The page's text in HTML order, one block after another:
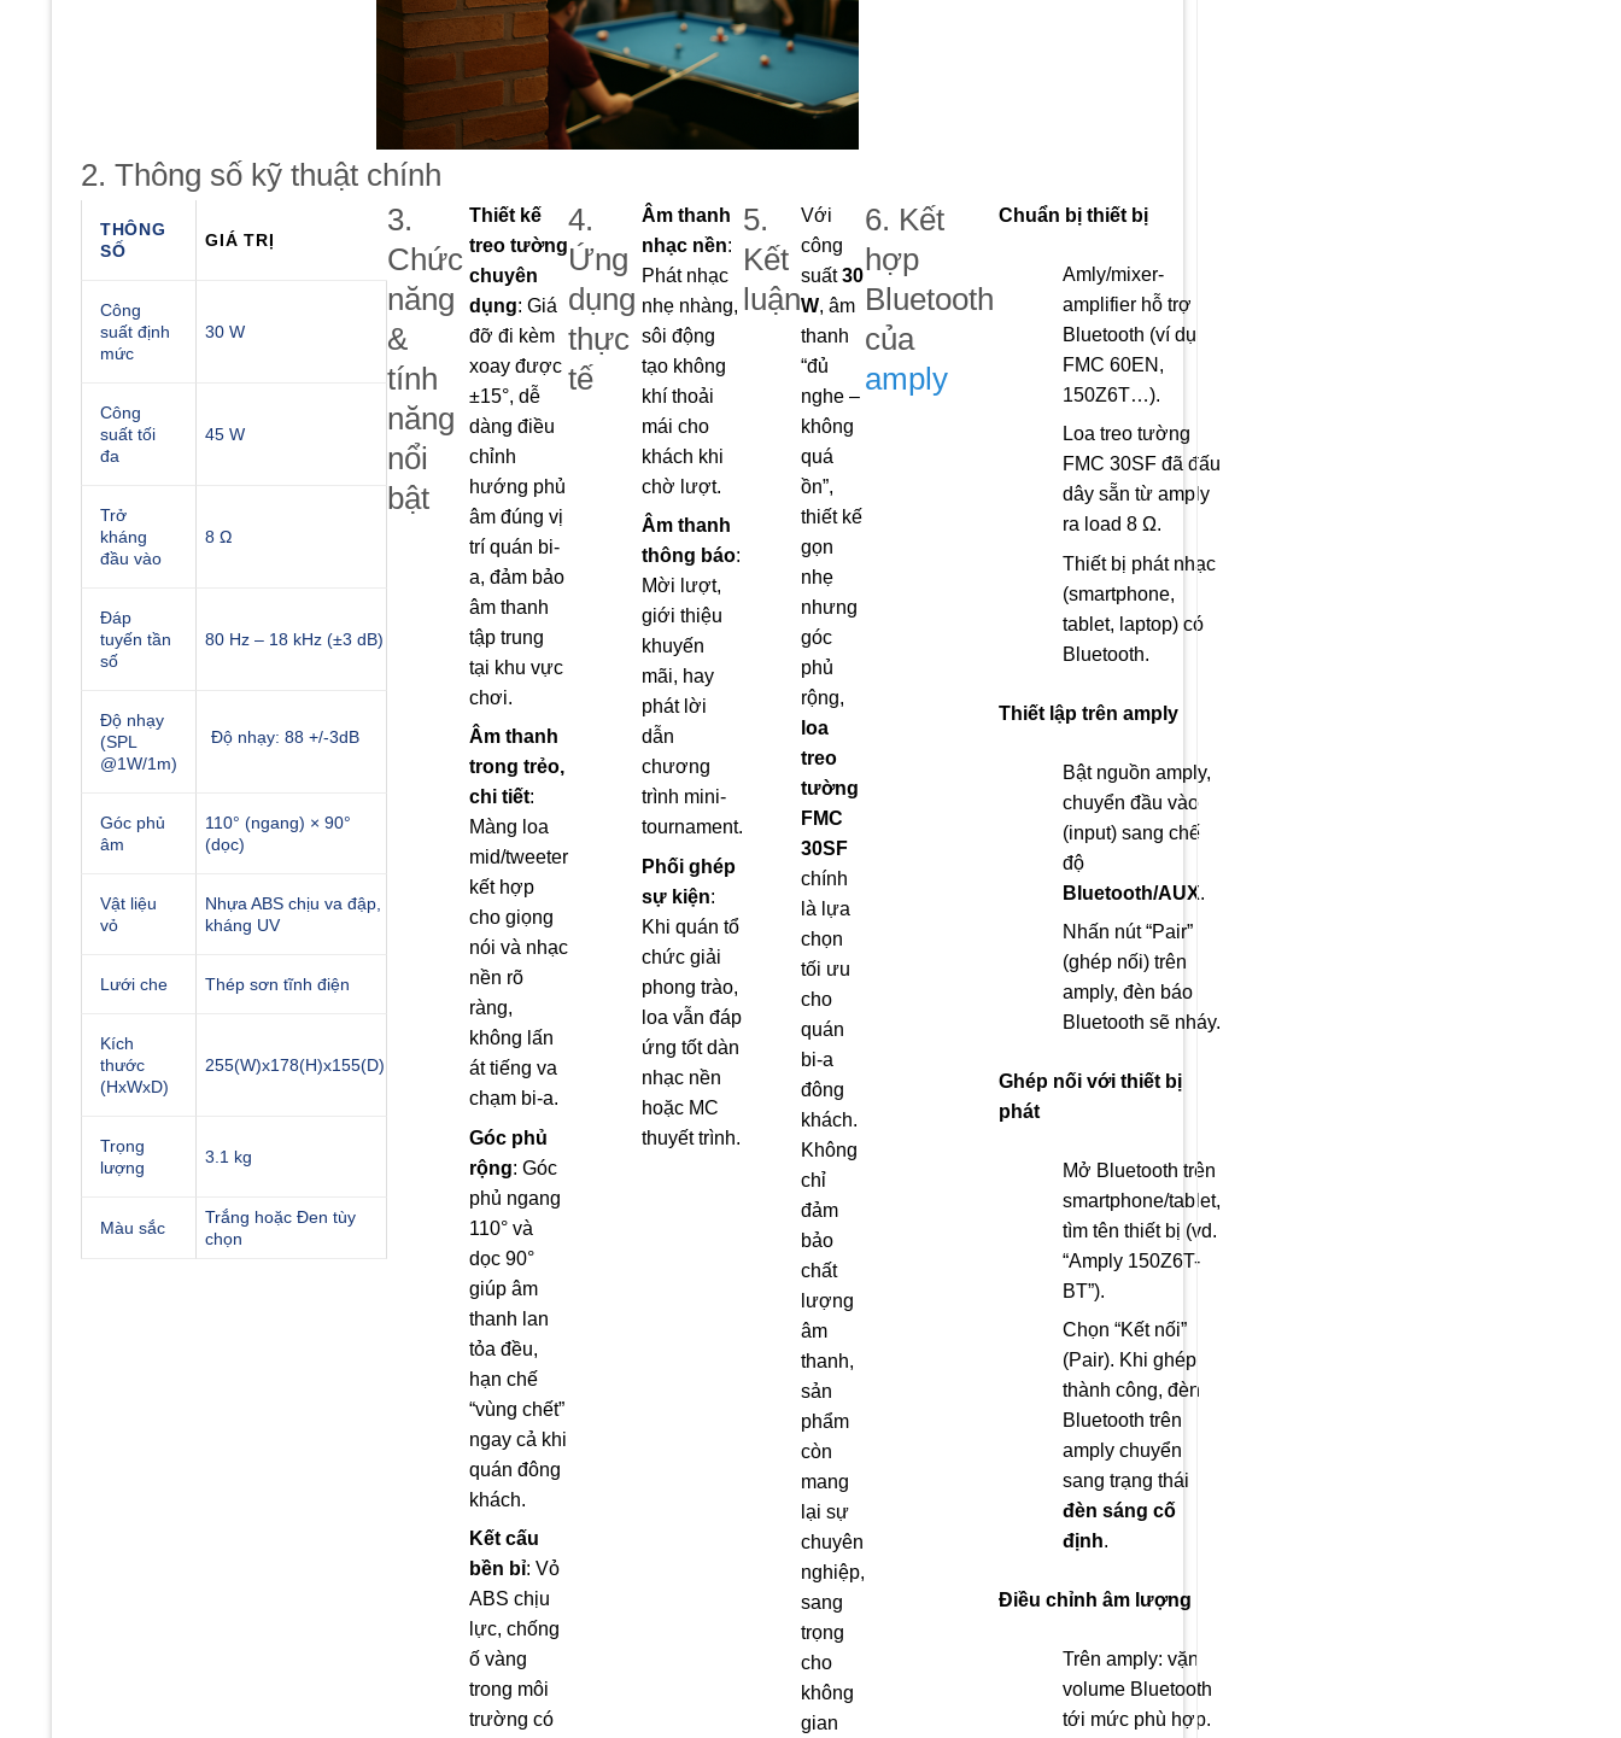
2. Thông số kỹ thuật chính
THÔNG
SỐ
GIÁ TRỊ
Công
suất định
mức
30 W
Công
suất tối
đa
45 W
Trở
kháng
đầu vào
8 Ω
Đáp
tuyến tần
số
80 Hz – 18 kHz (±3 dB)
Độ nhạy
(SPL
@1W/1m)
Độ nhạy: 88 +/-3dB
Góc phủ
âm
110° (ngang) × 90°
(dọc)
Vật liệu
vỏ
Nhựa ABS chịu va đập,
kháng UV
Lưới che Thép sơn tĩnh điện
Kích
thước
(HxWxD)
255(W)x178(H)x155(D)
Trọng
lượng
3.1 kg
Màu sắc
Trắng hoặc Đen tùy
chọn
3.
Chức
năng
&
tính
năng
nổi
bật
Thiết kế
treo tường
chuyên
dụng: Giá
đỡ đi kèm
xoay được
±15°, dễ
dàng điều
chỉnh
hướng phủ
âm đúng vị
trí quán bi-
a, đảm bảo
âm thanh
tập trung
tại khu vực
chơi.
Âm thanh
trong trẻo,
chi tiết:
Màng loa
mid/tweeter
kết hợp
cho giọng
nói và nhạc
nền rõ
ràng,
không lấn
át tiếng va
chạm bi-a.
Góc phủ
rộng: Góc
phủ ngang
110° và
dọc 90°
giúp âm
thanh lan
tỏa đều,
hạn chế
“vùng chết”
ngay cả khi
quán đông
khách.
Kết cấu
bền bỉ: Vỏ
ABS chịu
lực, chống
ố vàng
trong môi
trường có
4.
Ứng
dụng
thực
tế
Âm thanh
nhạc nền:
Phát nhạc
nhẹ nhàng,
sôi động
tạo không
khí thoải
mái cho
khách khi
chờ lượt.
Âm thanh
thông báo:
Mời lượt,
giới thiệu
khuyến
mãi, hay
phát lời
dẫn
chương
trình mini-
tournament.
Phối ghép
sự kiện:
Khi quán tổ
chức giải
phong trào,
loa vẫn đáp
ứng tốt dàn
nhạc nền
hoặc MC
thuyết trình.
5.
Kết
luận
Với
công
suất30
W, âm
thanh
“đủ
nghe –
không
quá
ồn”,
thiết kế
gọn
nhẹ
nhưng
góc
phủ
rộng,
loa
treo
tường
FMC
30SF
chính
là lựa
chọn
tối ưu
cho
quán
bi-a
đông
khách.
Không
chỉ
đảm
bảo
chất
lượng
âm
thanh,
sản
phẩm
còn
mang
lại sự
chuyên
nghiệp,
sang
trọng
cho
không
gian
6. Kết
hợp
Bluetooth
của
amply
Chuẩn bị thiết bị
Amly/mixer-
amplifier hỗ trợ
Bluetooth (ví dụ
FMC 60EN,
150Z6T…).
Loa treo tường
FMC 30SF đã đấu
dây sẵn từ amply
ra load 8 Ω.
Thiết bị phát nhạc
(smartphone,
tablet, laptop) có
Bluetooth.
Thiết lập trên amply
Bật nguồn amply,
chuyển đầu vào
(input) sang chế
độ
Bluetooth/AUX.
Nhấn nút “Pair”
(ghép nối) trên
amply, đèn báo
Bluetooth sẽ nháy.
Ghép nối với thiết bị
phát
Mở Bluetooth trên
smartphone/tablet,
tìm tên thiết bị (vd.
“Amply 150Z6T-
BT”).
Chọn “Kết nối”
(Pair). Khi ghép
thành công, đèn
Bluetooth trên
amply chuyển
sang trạng thái
đèn sáng cố
định.
Điều chỉnh âm lượng
Trên amply: vặn
volume Bluetooth
tới mức phù hợp.